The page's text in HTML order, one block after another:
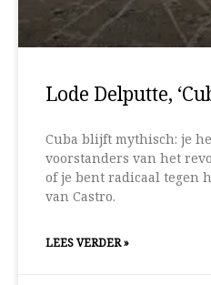
Lode Delputte,
Cuba blijft mythisch: je
voorstanders van het
of je bent radicaal tegen
van Castro.
LEES VERDER »